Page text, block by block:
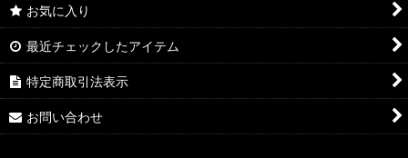
お気に入り
最近チェックしたアイテム
特定商取引法表示
お問い合わせ